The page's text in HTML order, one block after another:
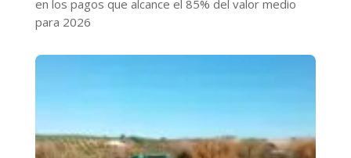
en los pagos que alcance el 85% del valor medio
para 2026